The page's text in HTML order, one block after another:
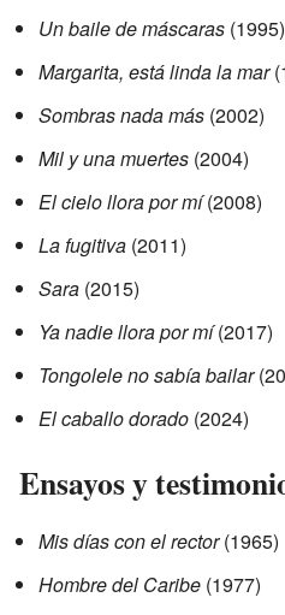
Un baile de máscaras (1995)
Margarita, está linda la mar
Sombras nada más (2002)
Mil y una muertes (2004)
El cielo llora por mí(2008)
La fugitiva (2011)
Sara (2015)
Ya nadie llora por mí(2017)
Tongolele no sabía bailar
El caballo dorado (2024)
Ensayos y
Mis días con el rector(1965)
Hombre del Caribe (1977)